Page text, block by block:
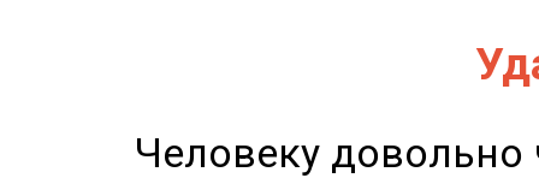
Человеку довольно